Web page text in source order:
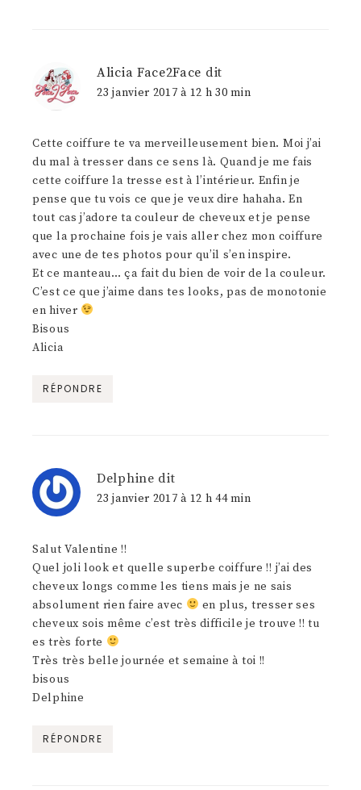
Alicia Face2Face dit
23 janvier 2017 à 12 h 30 min
Cette coiffure te va merveilleusement bien. Moi j’ai
du mal à tresser dans ce sens là. Quand je me fais
cette coiffure la tresse est à l’intérieur. Enfin je
pense que tu vois ce que je veux dire hahaha. En
tout cas j’adore ta couleur de cheveux et je pense
que la prochaine fois je vais aller chez mon coiffure
avec une de tes photos pour qu’il s’en inspire.
Et ce manteau… ça fait du bien de voir de la couleur.
C’est ce que j’aime dans tes looks, pas de monotonie
en hiver
Bisous
Alicia
RÉPONDRE
Delphine dit
23 janvier 2017 à 12 h 44 min
Salut Valentine !!
Quel joli look et quelle superbe coiffure !! j’ai des
cheveux longs comme les tiens mais je ne sais
absolument rien faire avec
en plus, tresser ses
cheveux sois même c’est très difficile je trouve !! tu
es très forte
Très très belle journée et semaine à toi !!
bisous
Delphine
RÉPONDRE